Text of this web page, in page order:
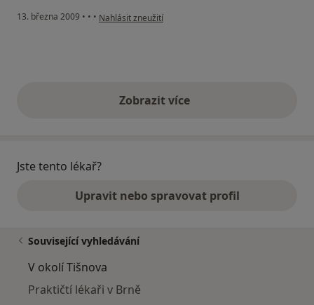
13. března 2009 • • • podle názoru uživatele Speváková
Nahlásit zneužití
Zobrazit vícevýše uvedené názory
Jste tento lékař?
Upravit nebo spravovat profil
Související vyhledávání
V okolí Tišnova
Praktičtí lékaři v Brně